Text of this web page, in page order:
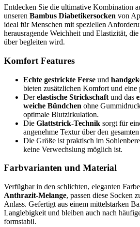
Entdecken Sie die ultimative Kombination
unseren Bambus Diabetikersocken von
ideal für Menschen mit speziellen
herausragende Weichheit und Elastizität,
über begleiten wird.
Komfort Features
Echte gestrickte Ferse und
bieten zusätzlichen Komfort und eine
Derelastische Strickschaft und das
weiche Bündchen ohne
optimale Blutzirkulation.
Die Glattstrick-Technik sorgt für
angenehme Textur über den
Die Größe ist praktisch im
keine Verwechslung möglich ist.
Farbvarianten und Material
Verfügbar in den schlichten, eleganten
Anthrazit-Melange, passen diese Socken
Anlass. Gefertigt aus einem mittelstarken
Langlebigkeit und bleiben auch nach
formstabil.